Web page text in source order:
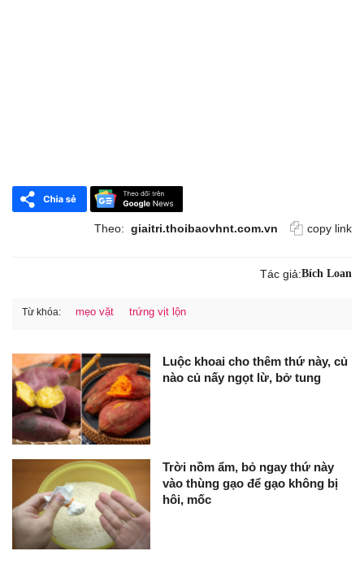
Theo: giaitri.thoibaovhnt.com.vn copy link
Tác giả:Bích Loan
Từ khóa: mẹo vặt trứng vịt lộn
Luộc khoai cho thêm thứ này, củ
nào củ nấy ngọt lừ, bở tung
Trời nồm ẩm, bỏ ngay thứ này
vào thùng gạo để gạo không bị
hôi, mốc